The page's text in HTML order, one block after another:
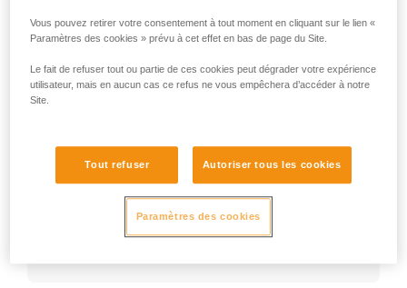
ASAP LOCK 2026
temps. Consultez la dernière version de la notice
technique sur petzl.com :
https://www.petzl.com/US/en/Professional/Mobil
Vous pouvez retirer votre consentement à tout moment en cliquant sur le lien «
Paramètres des cookies » prévu à cet effet en bas de page du Site.
Le fait de refuser tout ou partie de ces cookies peut dégrader votre expérience
utilisateur, mais en aucun cas ce refus ne vous empêchera d’accéder à notre
Site.
Tout refuser Autoriser tous les cookies
Paramètres des cookies